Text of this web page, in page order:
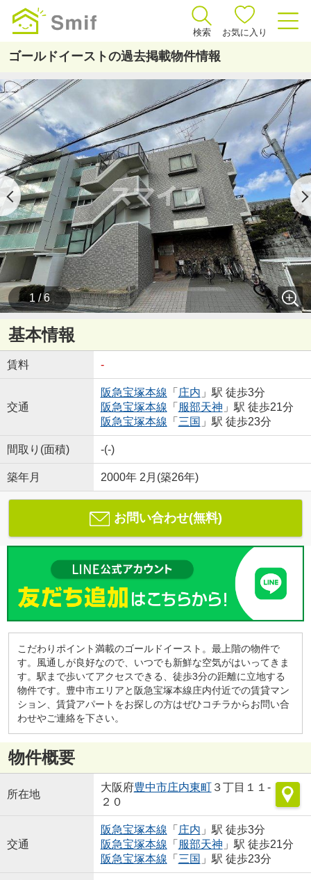
検索 お気に入り
ゴールドイーストの過去掲載物件情報
1 / 6
基本情報
賃料 -
交通
阪急宝塚本線 「 庄内 」駅 徒歩3分
阪急宝塚本線 「 服部天神 」駅 徒歩21分
阪急宝塚本線 「 三国 」駅 徒歩23分
間取り(面積) -(-)
築年月 2000年 2月(築26年)
お問い合わせ(無料)
こだわりポイント満載のゴールドイースト。最上階の物件で
す。風通しが良好なので、いつでも新鮮な空気がはいってきま
す。駅まで歩いてアクセスできる、徒歩3分の距離に立地する
物件です。豊中市エリアと阪急宝塚本線庄内付近での賃貸マン
ション、賃貸アパートをお探しの方はぜひコチラからお問い合
わせやご連絡を下さい。
物件概要
所在地
大阪府豊中市庄内東町３丁目１１-
２０
交通
阪急宝塚本線 「 庄内 」駅 徒歩3分
阪急宝塚本線 「 服部天神 」駅 徒歩21分
阪急宝塚本線 「 三国 」駅 徒歩23分